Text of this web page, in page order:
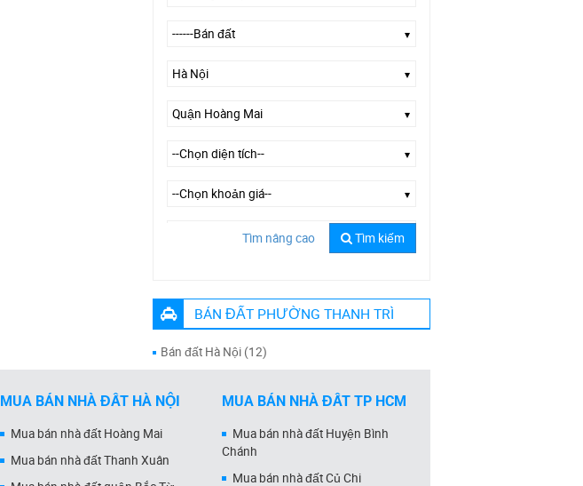
Tìm nâng cao Tìm kiếm
BÁN ĐẤT PHƯỜNG THANH TRÌ
Bán đất Hà Nội (12)
MUA BÁN NHÀ ĐẤT HÀ NỘI
Mua bán nhà đất Hoàng Mai
Mua bán nhà đất Thanh Xuân
MUA BÁN NHÀ ĐẤT TP HCM
Mua bán nhà đất Huyện Bình
Chánh
Mua bán nhà đất Củ Chi